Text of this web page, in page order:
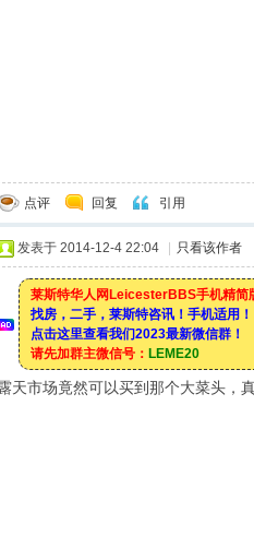
点评 回复 引用
发表于 2014-12-4 22:04 只看该作者
莱斯特华人网LeicesterBBS手机精简
找房，二手，莱斯特咨讯！手机适用！
点击这里查看我们2023最新微信群！
请先加群主微信号： LEME20
天市场竟然可以买到那个大菜头，